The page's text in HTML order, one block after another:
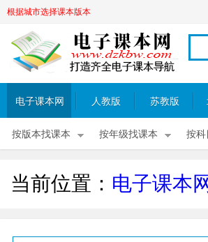
根据城市选择课本版本
电子课本网 人教版 苏教版
按版本找课本 按年级找课本 按科
当前位置： 电子课本